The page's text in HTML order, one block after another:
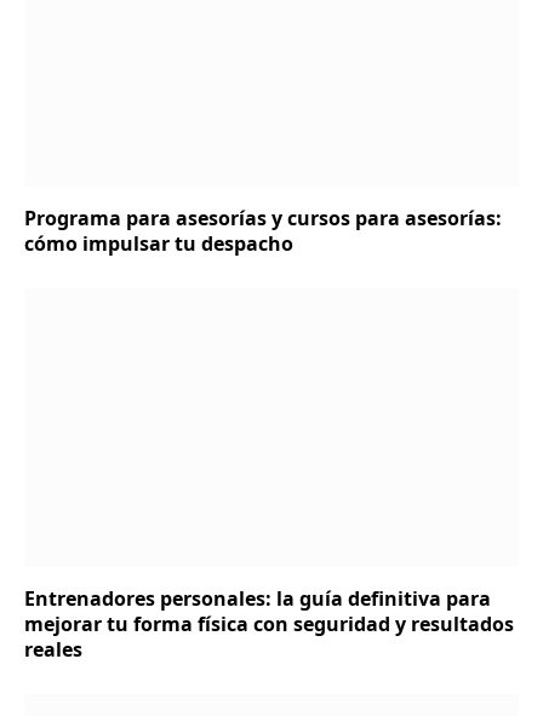
Programa para asesorías y cursos para asesorías:
cómo impulsar tu despacho
Entrenadores personales: la guía definitiva para
mejorar tu forma física con seguridad y resultados
reales